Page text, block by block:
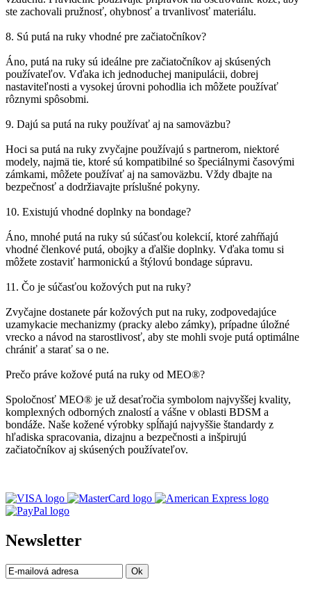
ste zachovali pružnosť, ohybnosť a trvanlivosť materiálu.
8. Sú putá na ruky vhodné pre začiatočníkov?
Áno, putá na ruky sú ideálne pre začiatočníkov aj skúsených
používateľov. Vďaka ich jednoduchej manipulácii, dobrej
nastaviteľnosti a vysokej úrovni pohodlia ich môžete používať
rôznymi spôsobmi.
9. Dajú sa putá na ruky používať aj na samoväzbu?
Hoci sa putá na ruky zvyčajne používajú s partnerom, niektoré
modely, najmä tie, ktoré sú kompatibilné so špeciálnymi časovými
zámkami, môžete používať aj na samoväzbu. Vždy dbajte na
bezpečnosť a dodržiavajte príslušné pokyny.
10. Existujú vhodné doplnky na bondage?
Áno, mnohé putá na ruky sú súčasťou kolekcií, ktoré zahŕňajú
vhodné členkové putá, obojky a ďalšie doplnky. Vďaka tomu si
môžete zostaviť harmonickú a štýlovú bondage súpravu.
11. Čo je súčasťou kožových put na ruky?
Zvyčajne dostanete pár kožových put na ruky, zodpovedajúce
uzamykacie mechanizmy (pracky alebo zámky), prípadne úložné
vrecko a návod na starostlivosť, aby ste mohli svoje putá optimálne
chrániť a starať sa o ne.
Prečo práve kožové putá na ruky od MEO®?
Spoločnosť MEO® je už desaťročia symbolom najvyššej kvality,
komplexných odborných znalostí a vášne v oblasti BDSM a
bondáže. Naše kožené výrobky spĺňajú najvyššie štandardy z
hľadiska spracovania, dizajnu a bezpečnosti a inšpirujú
začiatočníkov aj skúsených používateľov.
Newsletter
Ok